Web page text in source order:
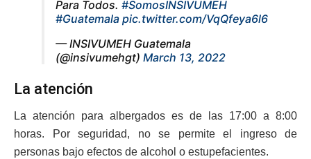
Para Todos. #SomosINSIVUMEH
#Guatemala pic.twitter.com/VqQfeya6l6
— INSIVUMEH Guatemala
(@insivumehgt) March 13, 2022
La atención
La atención para albergados es de las 17:00 a 8:00
horas. Por seguridad, no se permite el ingreso de
personas bajo efectos de alcohol o estupefacientes.